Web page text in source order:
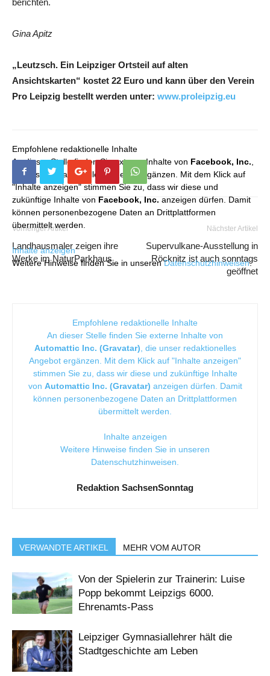
Gina Apitz
„Leutzsch. Ein Leipziger Ortsteil auf alten
Ansichtskarten“ kostet 22 Euro und kann über den Verein
Pro Leipzig bestellt werden unter: www.proleipzig.eu
Empfohlene redaktionelle Inhalte
An dieser Stelle finden Sie externe Inhalte von Facebook, Inc.
die unser redaktionelles Angebot ergänzen. Mit dem Klick auf
"Inhalte anzeigen" stimmen Sie zu, dass wir diese und
zukünftige Inhalte von Facebook, Inc. anzeigen dürfen. Damit
können personenbezogene Daten an Drittplattformen
übermittelt werden.
Inhalte anzeigen
Weitere Hinweise finden Sie in unserenDatenschutzhinweisen.
Vorheriger Artikel
Landhausmaler zeigen ihre
Werke im NaturParkhaus
Nächster Artikel
Supervulkane-Ausstellung in
Röcknitz ist auch sonntags
geöffnet
Empfohlene redaktionelle Inhalte
An dieser Stelle finden Sie externe Inhalte von
Automattic Inc. (Gravatar) , die unser redaktionelles
Angebot ergänzen. Mit dem Klick auf "Inhalte anzeigen"
stimmen Sie zu, dass wir diese und zukünftige Inhalte
von Automattic Inc. (Gravatar) anzeigen dürfen. Damit
können personenbezogene Daten an Drittplattformen
übermittelt werden.
Inhalte anzeigen
Weitere Hinweise finden Sie in unseren
Datenschutzhinweisen
Redaktion SachsenSonntag
VERWANDTE ARTIKEL MEHR VOM AUTOR
Von der Spielerin zur Trainerin: Luise
Popp bekommt Leipzigs 6000.
Ehrenamts-Pass
Leipziger Gymnasiallehrer hält die
Stadtgeschichte am Leben